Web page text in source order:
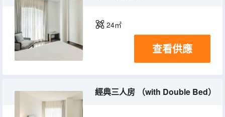
24㎡
查看供應
經典三人房 （with Double Bed）